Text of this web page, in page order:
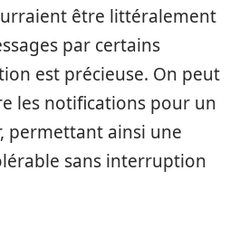
être littéralement
par certains
est précieuse. On peut
les notifications pour un
permettant ainsi une
sans interruption